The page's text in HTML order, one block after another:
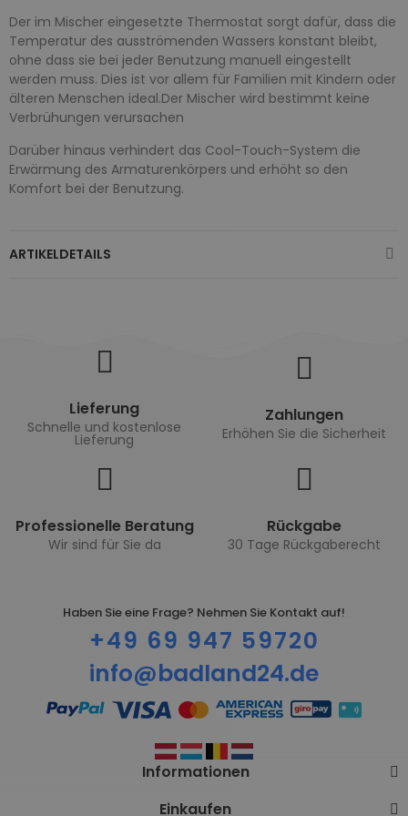
Der im Mischer eingesetzte Thermostat sorgt dafür, dass die
Temperatur des ausströmenden Wassers konstant bleibt,
ohne dass sie bei jeder Benutzung manuell eingestellt
werden muss. Dies ist vor allem für Familien mit Kindern oder
älteren Menschen ideal.Der Mischer wird bestimmt keine
Verbrühungen verursachen
Darüber hinaus verhindert das Cool-Touch-System die
Erwärmung des Armaturenkörpers und erhöht so den
Komfort bei der Benutzung.
ARTIKELDETAILS
Lieferung
Schnelle und kostenlose
Lieferung
Zahlungen
Erhöhen Sie die Sicherheit
Professionelle Beratung
Wir sind für Sie da
Rückgabe
30 Tage Rückgaberecht
Haben Sie eine Frage? Nehmen Sie Kontakt auf!
+49 69 947 59720
info@badland24.de
Informationen
Einkaufen